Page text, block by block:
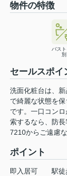
物件の特徴
バス
別
セールスポイ
洗面化粧台は、
で綺麗な状態を
です。一口コン
索するなら、防
7210からご遠慮
ポイント
即入居可 駅徒